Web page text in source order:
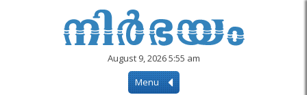
August 9, 2026 5:55 am
Menu